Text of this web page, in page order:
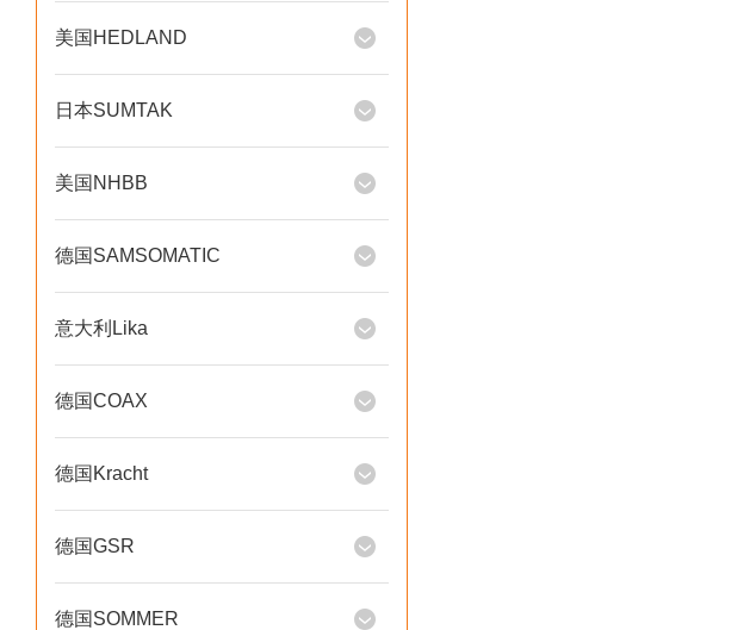
美国HEDLAND
日本SUMTAK
美国NHBB
德国SAMSOMATIC
意大利Lika
德国COAX
德国Kracht
德国GSR
德国SOMMER